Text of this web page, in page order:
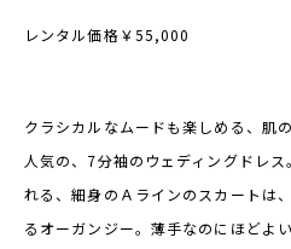
レンタル価格￥55,000
クラシカルなムードも楽しめる、肌
人気の、7分袖のウェディングドレ
れる、細身のＡラインのスカートは
るオーガンジー。薄手なのにほどよ